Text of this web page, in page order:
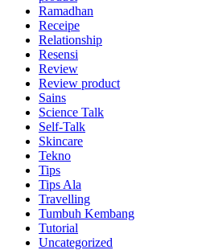
Ramadhan
Receipe
Relationship
Resensi
Review
Review product
Sains
Science Talk
Self-Talk
Skincare
Tekno
Tips
Tips Ala
Travelling
Tumbuh Kembang
Tutorial
Uncategorized